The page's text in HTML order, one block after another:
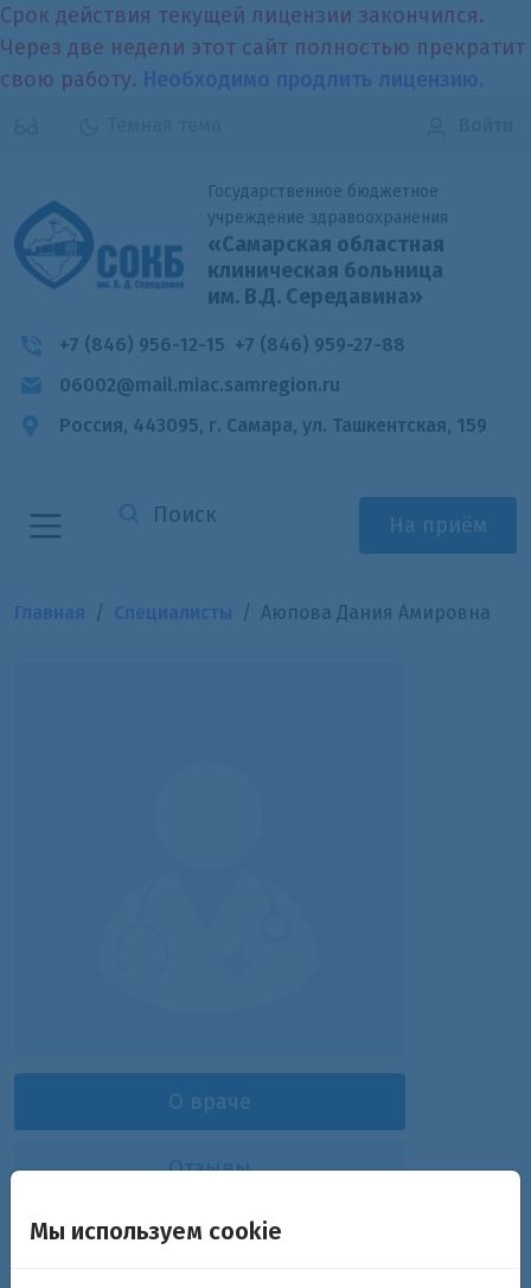
Срок действия текущей лицензии закончился.
Через две недели этот сайт полностью прекратит
свою работу.
Государственное бюджетное
учреждение здравоохранения
«Самарская областная
клиническая больница
им. В.Д. Середавина»
+7 (846) 956-12-15 +7 (846) 959-27-88
06002@mail.miac.samregion.ru
Россия, 443095, г. Самара, ул. Ташкентская, 159
На приём
Аюпова Дания Амировна
О враче
Отзывы
Аюпова Дания Амировна
Мы используем cookie